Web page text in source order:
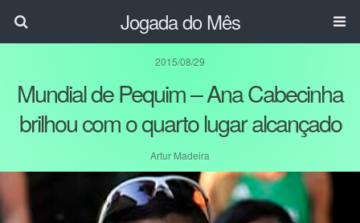
Jogada do Mês
2015/08/29
Mundial de Pequim – Ana Cabecinha
brilhou com o quarto lugar alcançado
Artur Madeira